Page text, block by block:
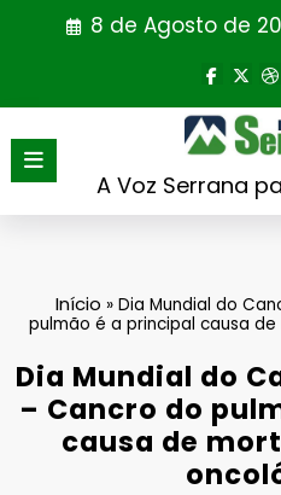
8 de Agosto de
A Voz Serrana
Início » Dia Mundial do
pulmão é a principal causa
Dia Mundial do
– Cancro do
causa de